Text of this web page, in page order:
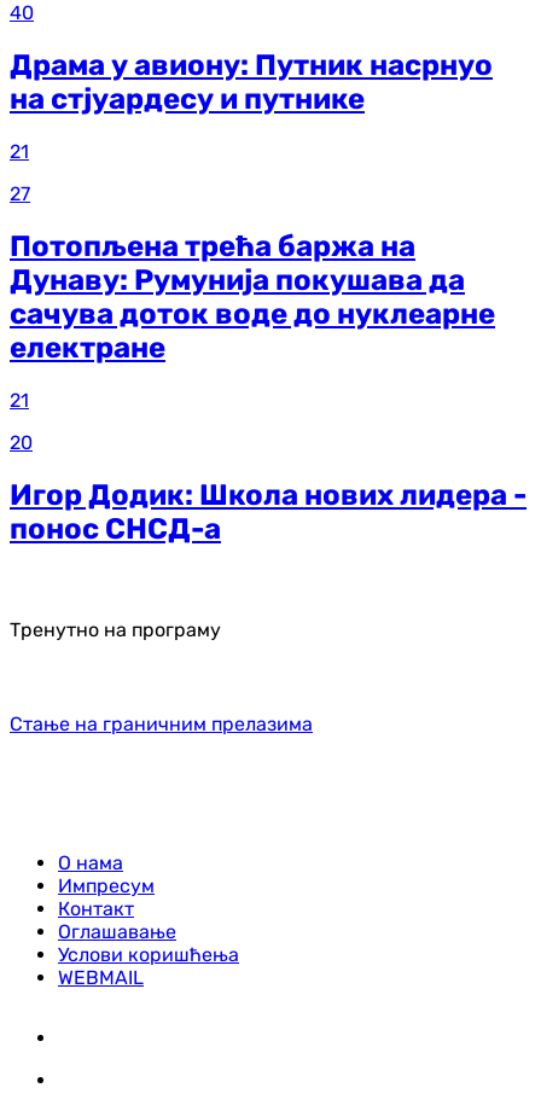
40
Драма у авиону: Путник насрнуо
на стјуардесу и путнике
21
27
Потопљена трећа баржа на
Дунаву: Румунија покушава да
сачува доток воде до нуклеарне
електране
21
20
Игор Додик: Школа нових лидера -
понос СНСД-а
Тренутно на програму
Стање на граничним прелазима
О нама
Импресум
Контакт
Оглашавање
Услови коришћења
WEBMAIL